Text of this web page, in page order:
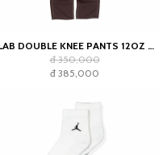
GLAB DOUBLE KNEE PANTS 12OZ CHOCOLATE
đ 350,000
đ 385,000